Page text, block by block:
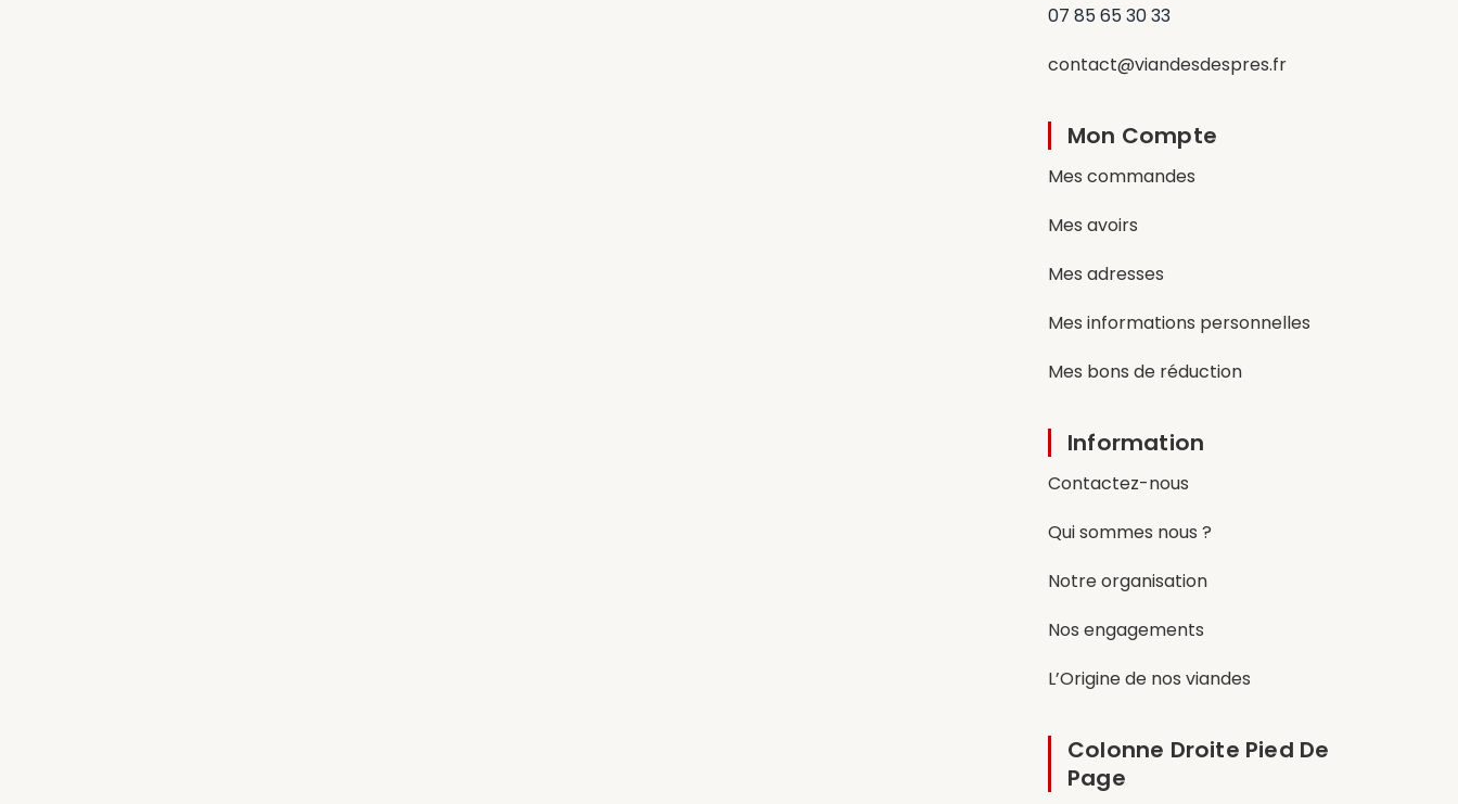
07 85 65 30 33
contact@viandesdespres.fr
Mon Compte
Mes commandes
Mes avoirs
Mes adresses
Mes informations personnelles
Mes bons de réduction
Information
Contactez-nous
Qui sommes nous ?
Notre organisation
Nos engagements
L’Origine de nos viandes
Colonne Droite Pied De
Page